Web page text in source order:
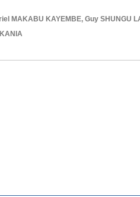
MAKABU KAYEMBE, Guy SHUNGU